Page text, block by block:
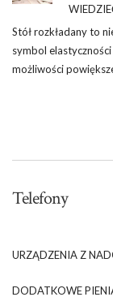
Stół rozkładany to
symbol
możliwości
Telefony
URZĄDZENIA Z
DODATKOWE